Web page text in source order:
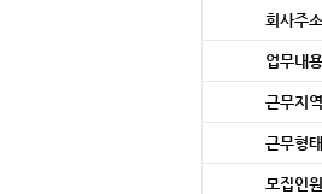
회사주소
업무내용
근무지역
근무형태
모집인원